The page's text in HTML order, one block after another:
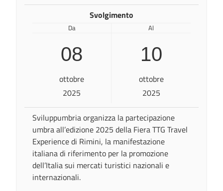
Svolgimento
Da
08
ottobre
2025
Al
10
ottobre
2025
Sviluppumbria organizza la partecipazione
umbra all’edizione 2025 della Fiera TTG Travel
Experience di Rimini, la manifestazione
italiana di riferimento per la promozione
dell’Italia sui mercati turistici nazionali e
internazionali.